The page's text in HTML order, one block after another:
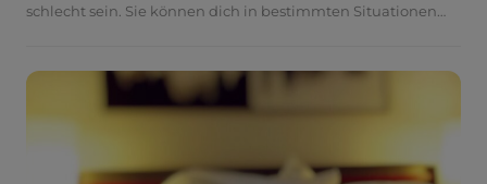
schlecht sein. Sie können dich in bestimmten Situationen